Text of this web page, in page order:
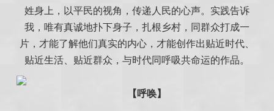
姓身上，以平民的视角，传递人民的心声。实践告诉
我，唯有真诚地扑下身子，扎根乡村，同群众打成一
片，才能了解他们真实的内心，才能创作出贴近时代、
贴近生活、贴近群众，与时代同呼吸共命运的作品。
【呼唤】